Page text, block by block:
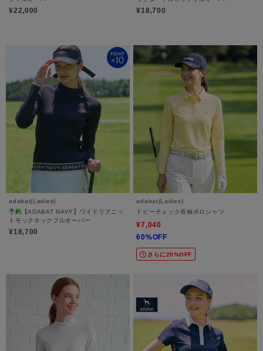
¥22,000 ¥18,700
adabat(Ladies)
予約 【ADABAT NAVY】ワイドリブニッ
トモックネックプルオーバー
¥18,700
adabat(Ladies)
ドビーチェック長袖ポロシャツ
¥7,040
60%OFF
さらに20%OFF